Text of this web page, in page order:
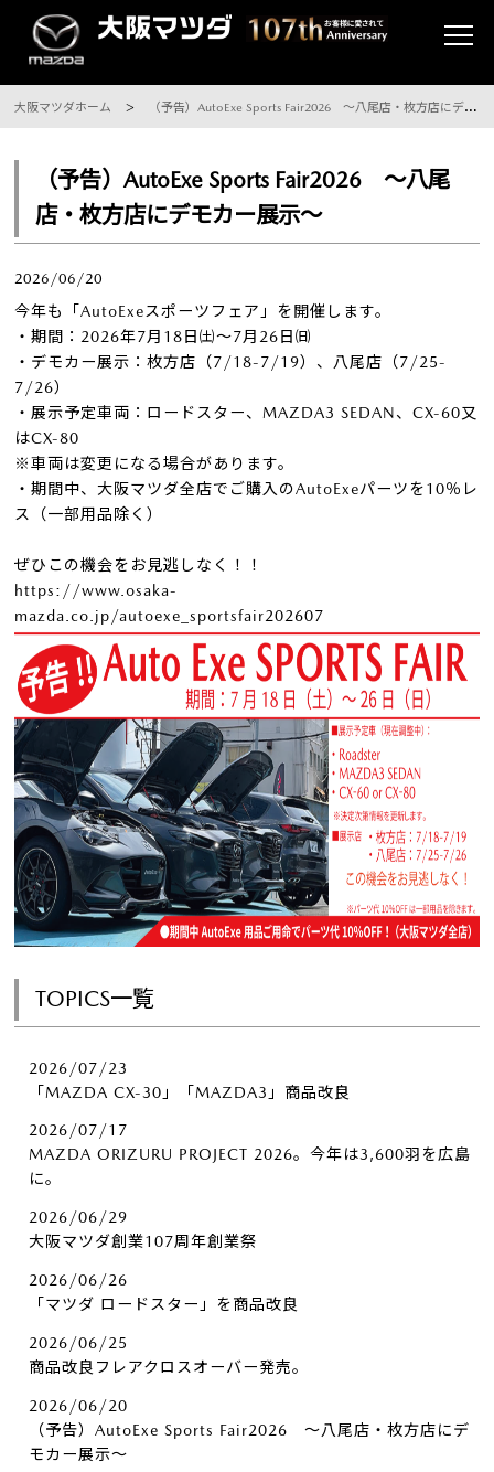
大阪マツダホーム （予告）AutoExe Sports Fair2026 ～八尾店・枚方店にデモカー展示～
（予告）AutoExe Sports Fair2026 ～八尾
店・枚方店にデモカー展示～
2026/06/20
今年も「AutoExeスポーツフェア」を開催します。
・期間：2026年7月18日㈯～7月26日㈰
・デモカー展示：枚方店（7/18-7/19）、八尾店（7/25-
7/26）
・展示予定車両：ロードスター、MAZDA3 SEDAN、CX-60又
はCX-80
※車両は変更になる場合があります。
・期間中、大阪マツダ全店でご購入のAutoExeパーツを10％レ
ス（一部用品除く）
ぜひこの機会をお見逃しなく！！
https://www.osaka-
mazda.co.jp/autoexe_sportsfair202607
TOPICS一覧
2026/07/23
「MAZDA CX-30」「MAZDA3」商品改良
2026/07/17
MAZDA ORIZURU PROJECT 2026。今年は3,600羽を広島
に。
2026/06/29
大阪マツダ創業107周年創業祭
2026/06/26
「マツダ ロードスター」を商品改良
2026/06/25
商品改良フレアクロスオーバー発売。
2026/06/20
（予告）AutoExe Sports Fair2026 ～八尾店・枚方店にデ
モカー展示～